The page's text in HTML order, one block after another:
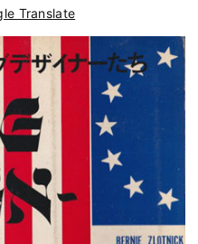
Translate